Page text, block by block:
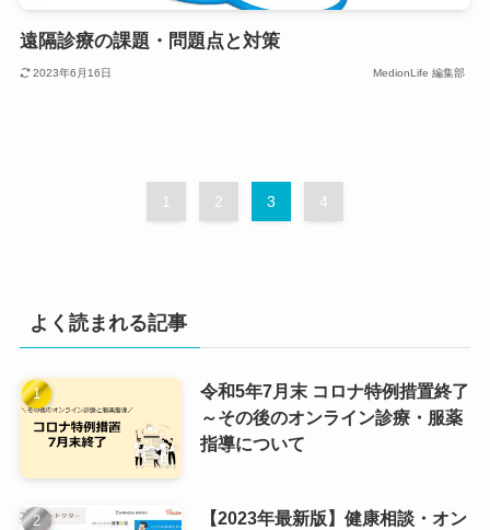
遠隔診療の課題・問題点と対策
2023年6月16日 MedionLife 編集部
1 2 3 4
よく読まれる記事
令和5年7月末 コロナ特例措置終了
～その後のオンライン診療・服薬
指導について
【2023年最新版】健康相談・オン